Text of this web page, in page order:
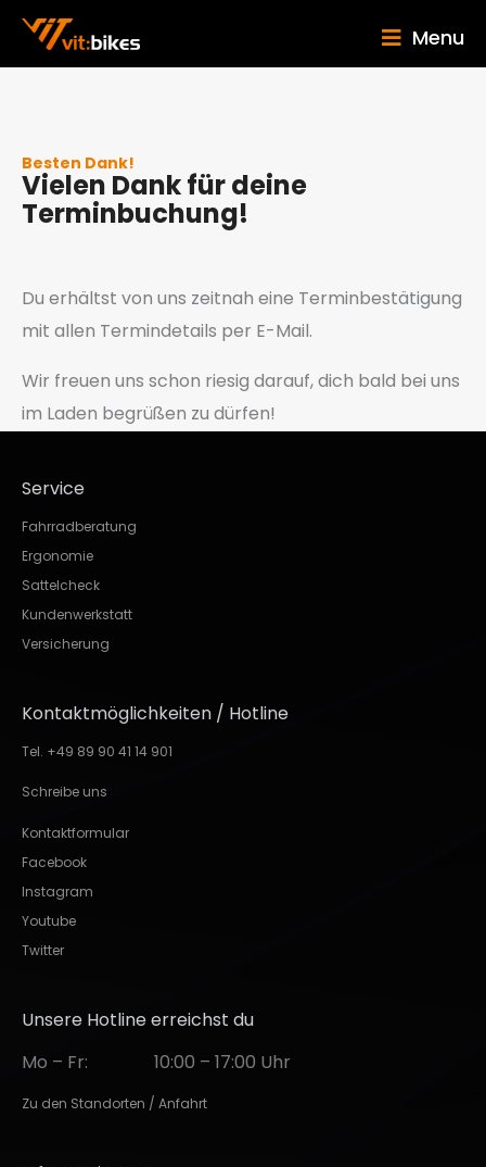
Menu
Besten Dank!
Vielen Dank für deine
Terminbuchung!
Du erhältst von uns zeitnah eine Terminbestätigung
mit allen Termindetails per E-Mail.
Wir freuen uns schon riesig darauf, dich bald bei uns
im Laden begrüßen zu dürfen!
Service
Fahrradberatung
Ergonomie
Sattelcheck
Kundenwerkstatt
Versicherung
Kontaktmöglichkeiten / Hotline
Tel. +49 89 90 41 14 901
Schreibe uns
Kontaktformular
Facebook
Instagram
Youtube
Twitter
Unsere Hotline erreichst du
Mo – Fr:
10:00 – 17:00 Uhr
Zu den Standorten / Anfahrt